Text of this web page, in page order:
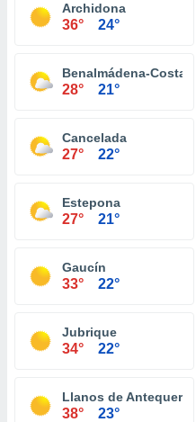
Archidona
36° 24°
Benalmádena-Costa
28° 21°
Cancelada
27° 22°
Estepona
27° 21°
Gaucín
33° 22°
Jubrique
34° 22°
Llanos de Antequera
38° 23°